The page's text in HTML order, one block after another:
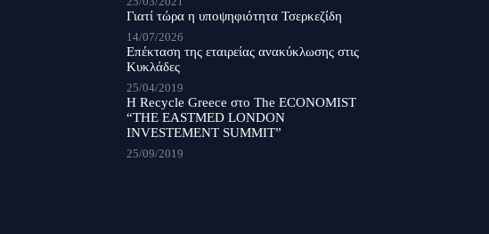
Γιατί τώρα η υποψηφιότητα Τσερκεζίδη
14/07/2026
Επέκταση της εταιρείας ανακύκλωσης στις
Κυκλάδες
25/04/2019
Η Recycle Greece στο The ECONOMIST
“THE EASTMED LONDON
INVESTEMENT SUMMIT”
25/09/2019